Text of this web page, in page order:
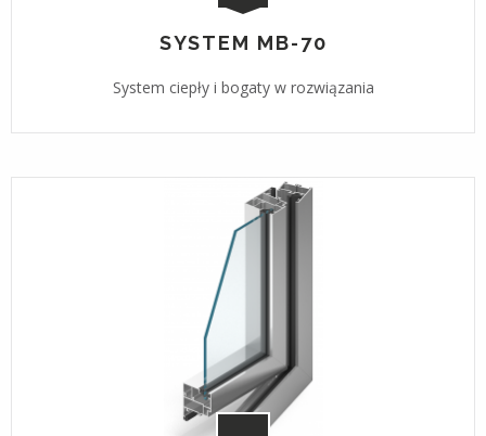
SYSTEM MB-70
System ciepły i bogaty w rozwiązania